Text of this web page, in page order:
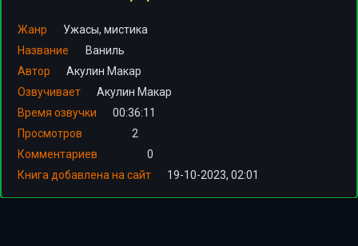
Жанр
Ужасы, мистика
Название
Ваниль
Автор
Акулин Макар
Озвучивает
Акулин Макар
Время озвучки
00:36:11
Просмотров
2
Комментариев
0
Книга добавлена на сайт
19-10-2023, 02:01